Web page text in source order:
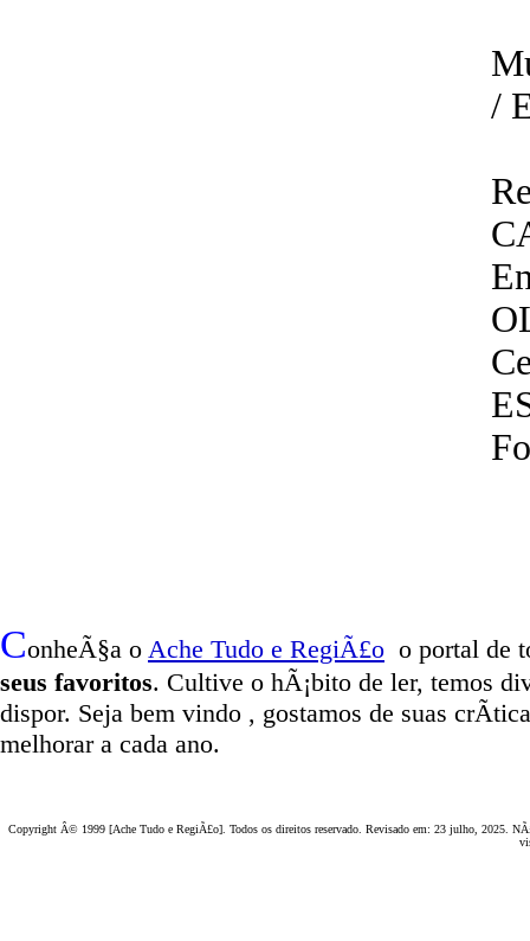
/
ConheÃ§a o Ache Tudo e RegiÃ£o o portal de
seus favoritos. Cultive o hÃ¡bito de ler, temos
dispor. Seja bem vindo , gostamos de suas
melhorar a cada ano.
Copyright Â© 1999 [Ache Tudo e RegiÃ£o]. Todos os direitos reservado. Revisado em: 23 julho, 2025 .